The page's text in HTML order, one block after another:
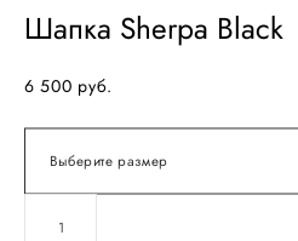
Шапка Sherpa Black
6 500 pуб.
Выберите размер